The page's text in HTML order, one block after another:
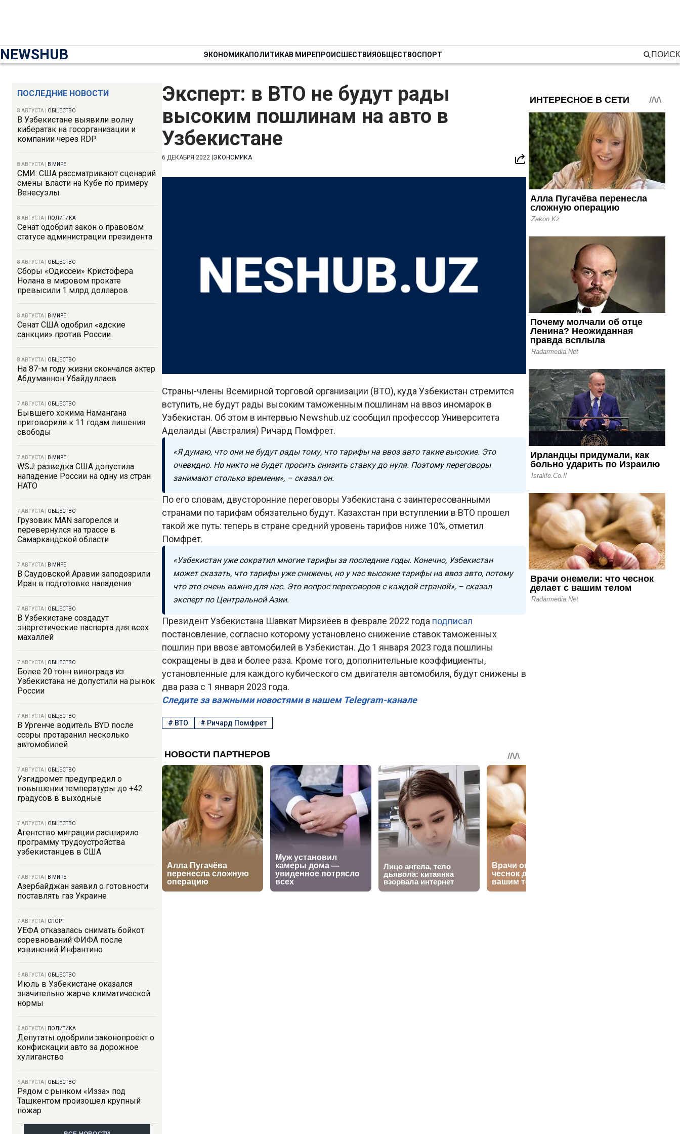
NEWSHUB ЭКОНОМИКАПОЛИТИКАВ МИРЕПРОИСШЕСТВИЯОБЩЕСТВОСПОРТ ПОИСК
ПОСЛЕДНИЕ НОВОСТИ
8 АВГУСТА ОБЩЕСТВО
В Узбекистане выявили волну
кибератак на госорганизации и
компании через RDP
8 АВГУСТА В МИРЕ
СМИ: США рассматривают сценарий
смены власти на Кубе по примеру
Венесуэлы
8 АВГУСТА ПОЛИТИКА
Сенат одобрил закон о правовом
статусе администрации президента
8 АВГУСТА ОБЩЕСТВО
Сборы «Одиссеи» Кристофера
Нолана в мировом прокате
превысили 1 млрд долларов
8 АВГУСТА В МИРЕ
Сенат США одобрил «адские
санкции» против России
8 АВГУСТА ОБЩЕСТВО
На 87-м году жизни скончался актер
Абдуманнон Убайдуллаев
7 АВГУСТА ОБЩЕСТВО
Бывшего хокима Намангана
приговорили к 11 годам лишения
свободы
7 АВГУСТА В МИРЕ
WSJ: разведка США допустила
нападение России на одну из стран
НАТО
7 АВГУСТА ОБЩЕСТВО
Грузовик MAN загорелся и
перевернулся на трассе в
Самаркандской области
7 АВГУСТА В МИРЕ
В Саудовской Аравии заподозрили
Иран в подготовке нападения
7 АВГУСТА ОБЩЕСТВО
В Узбекистане создадут
энергетические паспорта для всех
махаллей
7 АВГУСТА ОБЩЕСТВО
Более 20 тонн винограда из
Узбекистана не допустили на рынок
России
7 АВГУСТА ОБЩЕСТВО
В Ургенче водитель BYD после
ссоры протаранил несколько
автомобилей
7 АВГУСТА ОБЩЕСТВО
Узгидромет предупредил о
повышении температуры до +42
градусов в выходные
7 АВГУСТА ОБЩЕСТВО
Агентство миграции расширило
программу трудоустройства
узбекистанцев в США
7 АВГУСТА В МИРЕ
Азербайджан заявил о готовности
поставлять газ Украине
7 АВГУСТА СПОРТ
УЕФА отказалась снимать бойкот
соревнований ФИФА после
извинений Инфантино
6 АВГУСТА ОБЩЕСТВО
Июль в Узбекистане оказался
значительно жарче климатической
нормы
6 АВГУСТА ПОЛИТИКА
Депутаты одобрили законопроект о
конфискации авто за дорожное
хулиганство
6 АВГУСТА ОБЩЕСТВО
Рядом с рынком «Изза» под
Ташкентом произошел крупный
пожар
Эксперт: в ВТО не будут рады
высоким пошлинам на авто в
Узбекистане
6 ДЕКАБРЯ 2022 ЭКОНОМИКА
Страны-члены Всемирной торговой организации (ВТО), куда Узбекистан стремится
вступить, не будут рады высоким таможенным пошлинам на ввоз иномарок в
Узбекистан. Об этом в интервью Newshub.uz сообщил профессор Университета
Аделаиды (Австралия) Ричард Помфрет.
«Я думаю, что они не будут рады тому, что тарифы на ввоз авто такие высокие. Это
очевидно. Но никто не будет просить снизить ставку до нуля. Поэтому переговоры
занимают столько времени», – сказал он.
По его словам, двусторонние переговоры Узбекистана с заинтересованными
странами по тарифам обязательно будут. Казахстан при вступлении в ВТО прошел
такой же путь: теперь в стране средний уровень тарифов ниже 10%, отметил
Помфрет.
«Узбекистан уже сократил многие тарифы за последние годы. Конечно, Узбекистан
может сказать, что тарифы уже снижены, но у нас высокие тарифы на ввоз авто, потому
что это очень важно для нас. Это вопрос переговоров с каждой страной», – сказал
эксперт по Центральной Азии.
Президент Узбекистана Шавкат Мирзиёев в феврале 2022 года подписал
постановление, согласно которому установлено снижение ставок таможенных
пошлин при ввозе автомобилей в Узбекистан. До 1 января 2023 года пошлины
сокращены в два и более раза. Кроме того, дополнительные коэффициенты,
установленные для каждого кубического см двигателя автомобиля, будут снижены в
два раза с 1 января 2023 года.
Следите за важными новостями в нашем Telegram-канале
# ВТО # Ричард Помфрет